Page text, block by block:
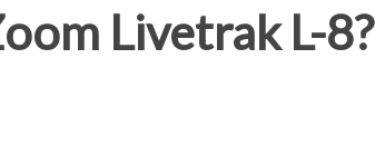
Livetrak L-8?